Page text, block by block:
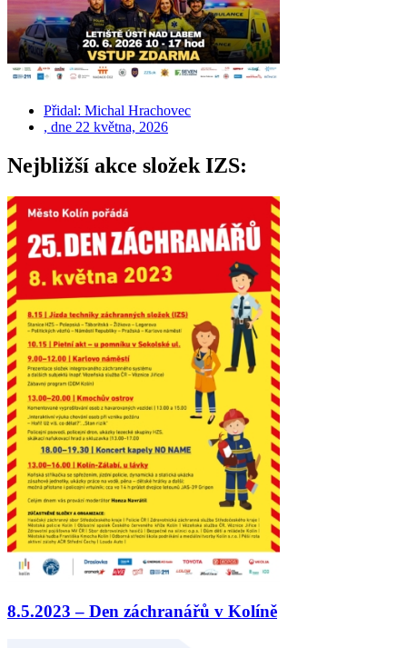
Přidal: Michal Hrachovec
, dne 22 května, 2026
Nejbližší akce složek IZS:
8.5.2023 – Den záchranářů v Kolíně